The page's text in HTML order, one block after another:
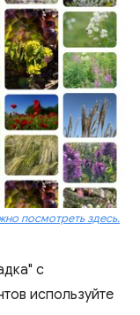
посмотреть здесь.
с
используйте